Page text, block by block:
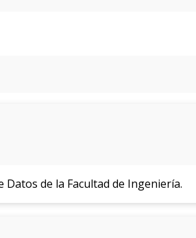
Datos de la Facultad de Ingeniería.